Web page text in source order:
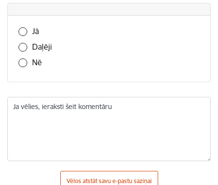
Vai šī informācija bija noderīga?
Jā
Daļēji
Nē
Ja vēlies, ieraksti šeit komentāru
Vēlos atstāt savu e-pastu saziņai